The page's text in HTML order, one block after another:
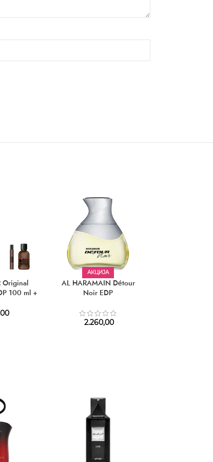
Original
100 ml +
АКЦИЈА
AL HARAMAIN Détour
Noir EDP
2.260,00